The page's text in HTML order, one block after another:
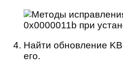
Найти обновление
его.